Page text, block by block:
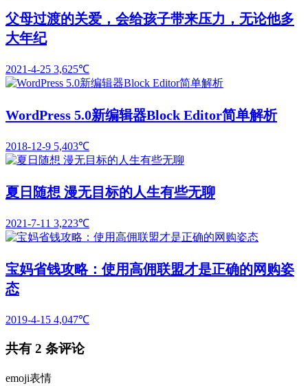
父母过渡的关爱，会给孩子带来压力，无论他多
大年纪
2021-4-25 3,625℃
WordPress 5.0新编辑器Block Editor简单解析
2018-12-9 5,403℃
夏日随想 漫无目标的人生有些无聊
2021-7-11 3,223℃
宝妈省钱攻略：使用高佣联盟才是正确的网购姿
态
2019-4-15 4,047℃
共有 2 条评论
emoji表情